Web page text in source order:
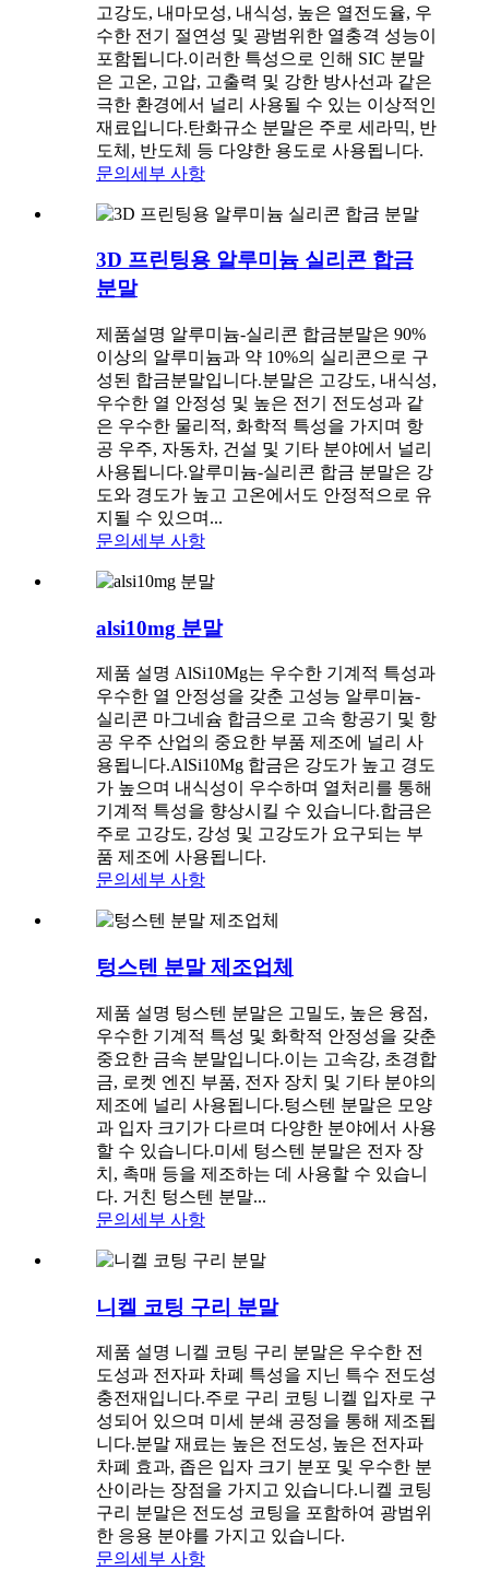
고강도, 내마모성, 내식성, 높은 열전도율, 우
수한 전기 절연성 및 광범위한 열충격 성능이
포함됩니다.이러한 특성으로 인해 SIC 분말
은 고온, 고압, 고출력 및 강한 방사선과 같은
극한 환경에서 널리 사용될 수 있는 이상적인
재료입니다.탄화규소 분말은 주로 세라믹, 반
도체, 반도체 등 다양한 용도로 사용됩니다.
문의 세부 사항
3D 프린팅용 알루미늄 실리콘 합금
분말
제품설명 알루미늄-실리콘 합금분말은 90%
이상의 알루미늄과 약 10%의 실리콘으로 구
성된 합금분말입니다.분말은 고강도, 내식성,
우수한 열 안정성 및 높은 전기 전도성과 같
은 우수한 물리적, 화학적 특성을 가지며 항
공 우주, 자동차, 건설 및 기타 분야에서 널리
사용됩니다.알루미늄-실리콘 합금 분말은 강
도와 ​​경도가 높고 고온에서도 안정적으로 유
지될 수 있으며...
문의 세부 사항
alsi10mg 분말
제품 설명 AlSi10Mg는 우수한 기계적 특성과
우수한 열 안정성을 갖춘 고성능 알루미늄-
실리콘 마그네슘 합금으로 고속 항공기 및 항
공 우주 산업의 중요한 부품 제조에 널리 사
용됩니다.AlSi10Mg 합금은 강도가 높고 경도
가 높으며 내식성이 우수하며 열처리를 통해
기계적 특성을 향상시킬 수 있습니다.합금은
주로 고강도, 강성 및 고강도가 요구되는 부
품 제조에 사용됩니다.
문의 세부 사항
텅스텐 분말 제조업체
제품 설명 텅스텐 분말은 고밀도, 높은 융점,
우수한 기계적 특성 및 화학적 안정성을 갖춘
중요한 금속 분말입니다.이는 고속강, 초경합
금, 로켓 엔진 부품, 전자 장치 및 기타 분야의
제조에 널리 사용됩니다.텅스텐 분말은 모양
과 입자 크기가 다르며 다양한 분야에서 사용
할 수 있습니다.미세 텅스텐 분말은 전자 장
치, 촉매 등을 제조하는 데 사용할 수 있습니
다. 거친 텅스텐 분말...
문의 세부 사항
니켈 코팅 구리 분말
제품 설명 니켈 코팅 구리 분말은 우수한 전
도성과 전자파 차폐 특성을 지닌 특수 전도성
충전재입니다.주로 구리 코팅 니켈 입자로 구
성되어 있으며 미세 분쇄 공정을 통해 제조됩
니다.분말 재료는 높은 전도성, 높은 전자파
차폐 효과, 좁은 입자 크기 분포 및 우수한 분
산이라는 장점을 가지고 있습니다.니켈 코팅
구리 분말은 전도성 코팅을 포함하여 광범위
한 응용 분야를 가지고 있습니다.
문의 세부 사항